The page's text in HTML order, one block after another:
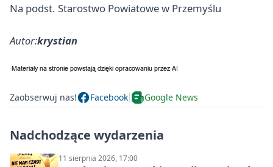
Na podst. Starostwo Powiatowe w Przemyślu
Autor:krystian
Zaobserwuj nas! Facebook Google News
Nadchodzące wydarzenia
11 sierpnia 2026, 17:00